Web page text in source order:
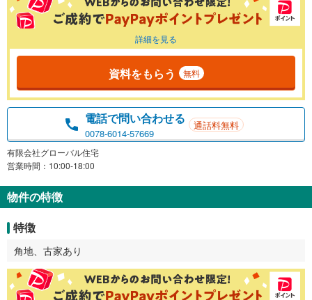
詳細を見る
資料をもらう 無料
電話で問い合わせる
0078-6014-57669
通話料無料
有限会社グローバル住宅
営業時間：10:00-18:00
物件の特徴
特徴
角地、古家あり